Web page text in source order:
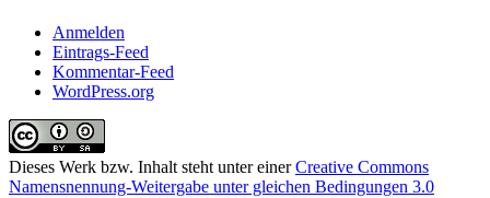
Anmelden
Eintrags-Feed
Kommentar-Feed
WordPress.org
Dieses Werk bzw. Inhalt steht unter einerCreative Commons
Namensnennung-Weitergabe unter gleichen Bedingungen 3.0